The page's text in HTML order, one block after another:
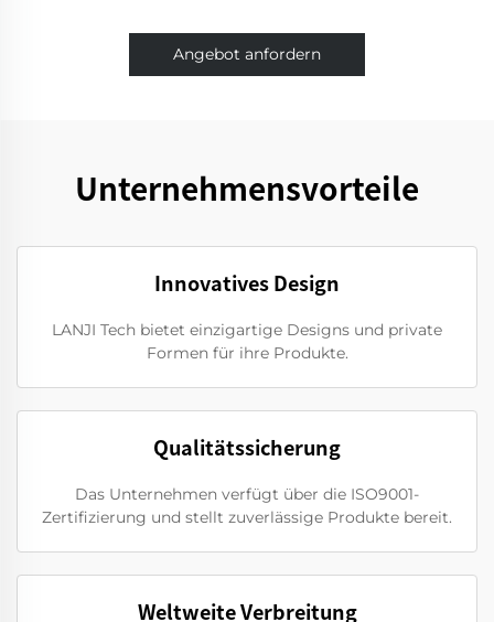
Angebot anfordern
Unternehmensvorteile
Innovatives Design
LANJI Tech bietet einzigartige Designs und private
Formen für ihre Produkte.
Qualitätssicherung
Das Unternehmen verfügt über die ISO9001-
Zertifizierung und stellt zuverlässige Produkte bereit.
Weltweite Verbreitung